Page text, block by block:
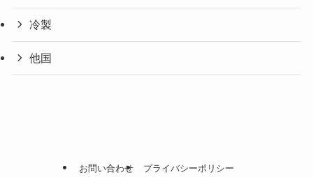
冷製
他国
お問い合わせ プライバシーポリシー